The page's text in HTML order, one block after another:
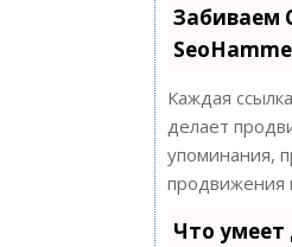
Забиваем
Каждая
делает
упоминания,
продвижения
Что умеет